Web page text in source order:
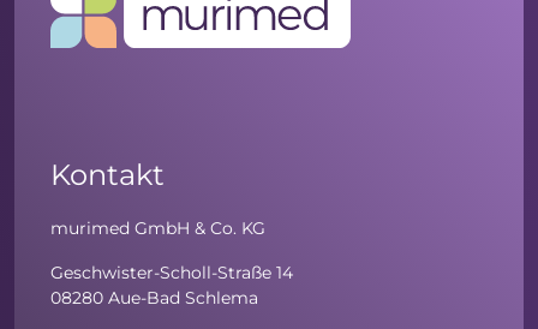
Kontakt
murimed GmbH & Co. KG
Geschwister-Scholl-Straße 14
08280 Aue-Bad Schlema